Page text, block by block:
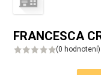
FRANCESCA
(0 hodnotení)